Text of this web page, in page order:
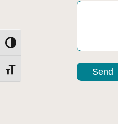
Εναλλαγή Υψηλής Αντίθεσης
Εναλλαγή Μεγέθους Γραμμάτων